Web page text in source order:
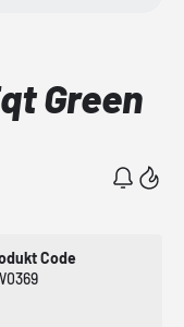
Green
Code